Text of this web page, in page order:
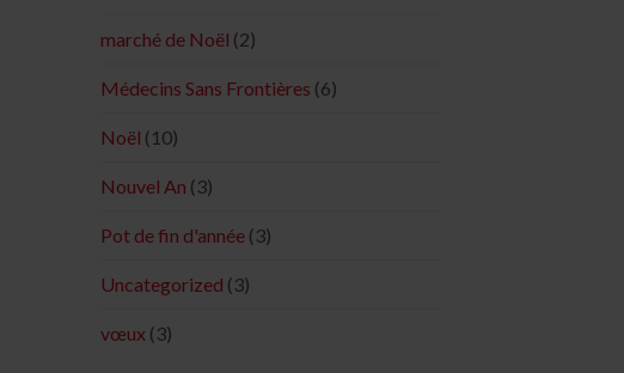
marché de Noël (2)
Médecins Sans Frontières (6)
Noël (10)
Nouvel An (3)
Pot de fin d'année (3)
Uncategorized (3)
vœux (3)